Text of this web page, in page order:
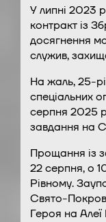
У липні 2023
контракт із
досягнення
служив,
На жаль, 25-
спеціальних
серпня 2025
завдання на
Прощання із
22 серпня, о
Рівному.
Свято-
Героя на